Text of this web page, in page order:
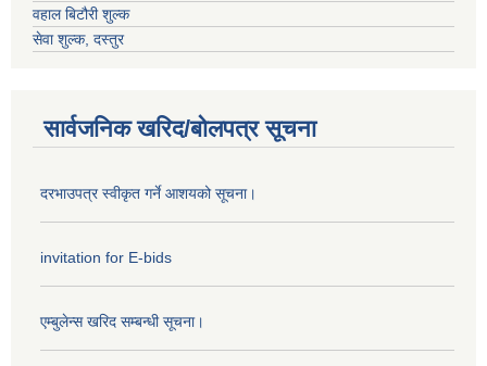
वहाल बिटौरी शुल्क
सेवा शुल्क, दस्तुर
सार्वजनिक खरिद/बोलपत्र सूचना
दरभाउपत्र स्वीकृत गर्ने आशयको सूचना।
invitation for E-bids
एम्बुलेन्स खरिद सम्बन्धी सूचना।